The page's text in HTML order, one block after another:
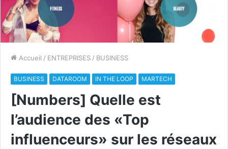
Accueil / ENTREPRISES / BUSINESS
BUSINESS DATAROOM IN THE LOOP MARTECH
[Numbers] Quelle est
l’audience des «Top
influenceurs» sur les réseaux